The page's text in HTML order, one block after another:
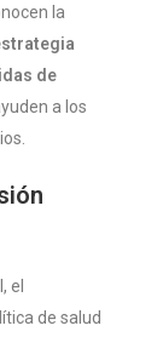
la
de
a los
el
de salud